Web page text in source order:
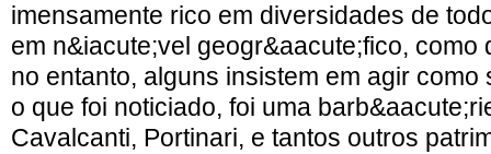
imensamente rico em diversidades de
em n&iacute;vel geogr&aacute;fico, como
no entanto, alguns insistem em agir como
o que foi noticiado, foi uma
Cavalcanti, Portinari, e tantos outros